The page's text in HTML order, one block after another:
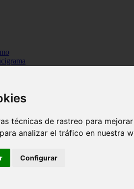
técnicas de rastreo para
analizar el tráfico en nuestra
Configurar